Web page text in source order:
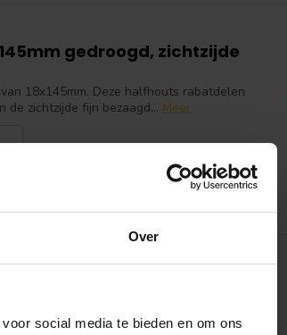
Over
social media te bieden en om ons
gedroogd, zichtzijde
18x145mm. Deze halfhouts rabatdelen
de zichtzijde fijn bezaagd... Meer
product is zeer snel te verwerken door